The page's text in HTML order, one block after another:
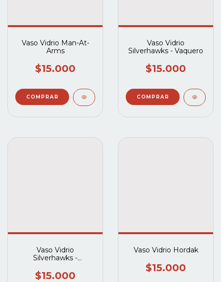
Vaso Vidrio Man-At-
Arms
$15.000
Vaso Vidrio
Silverhawks - Vaquero
$15.000
Vaso Vidrio
Silverhawks -
$15.000
Vaso Vidrio Hordak
$15.000